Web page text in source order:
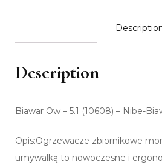
Description
Biawar Ow – 5.1 (10608) – Nibe-
Opis:Ogrzewacze zbiornikowe
umywalką to nowoczesne i